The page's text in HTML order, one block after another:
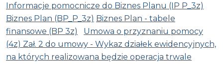
Informacje pomocnicze do Biznes Planu (IP P_3z)
Biznes Plan (BP_P_3z) Biznes Plan - tabele
finansowe (BP 3z)
Umowa o przyznaniu pomocy
(4z) Zał. 2 do umowy - Wykaz działek ewidencyjnych,
na których realizowana będzie operacja trwale